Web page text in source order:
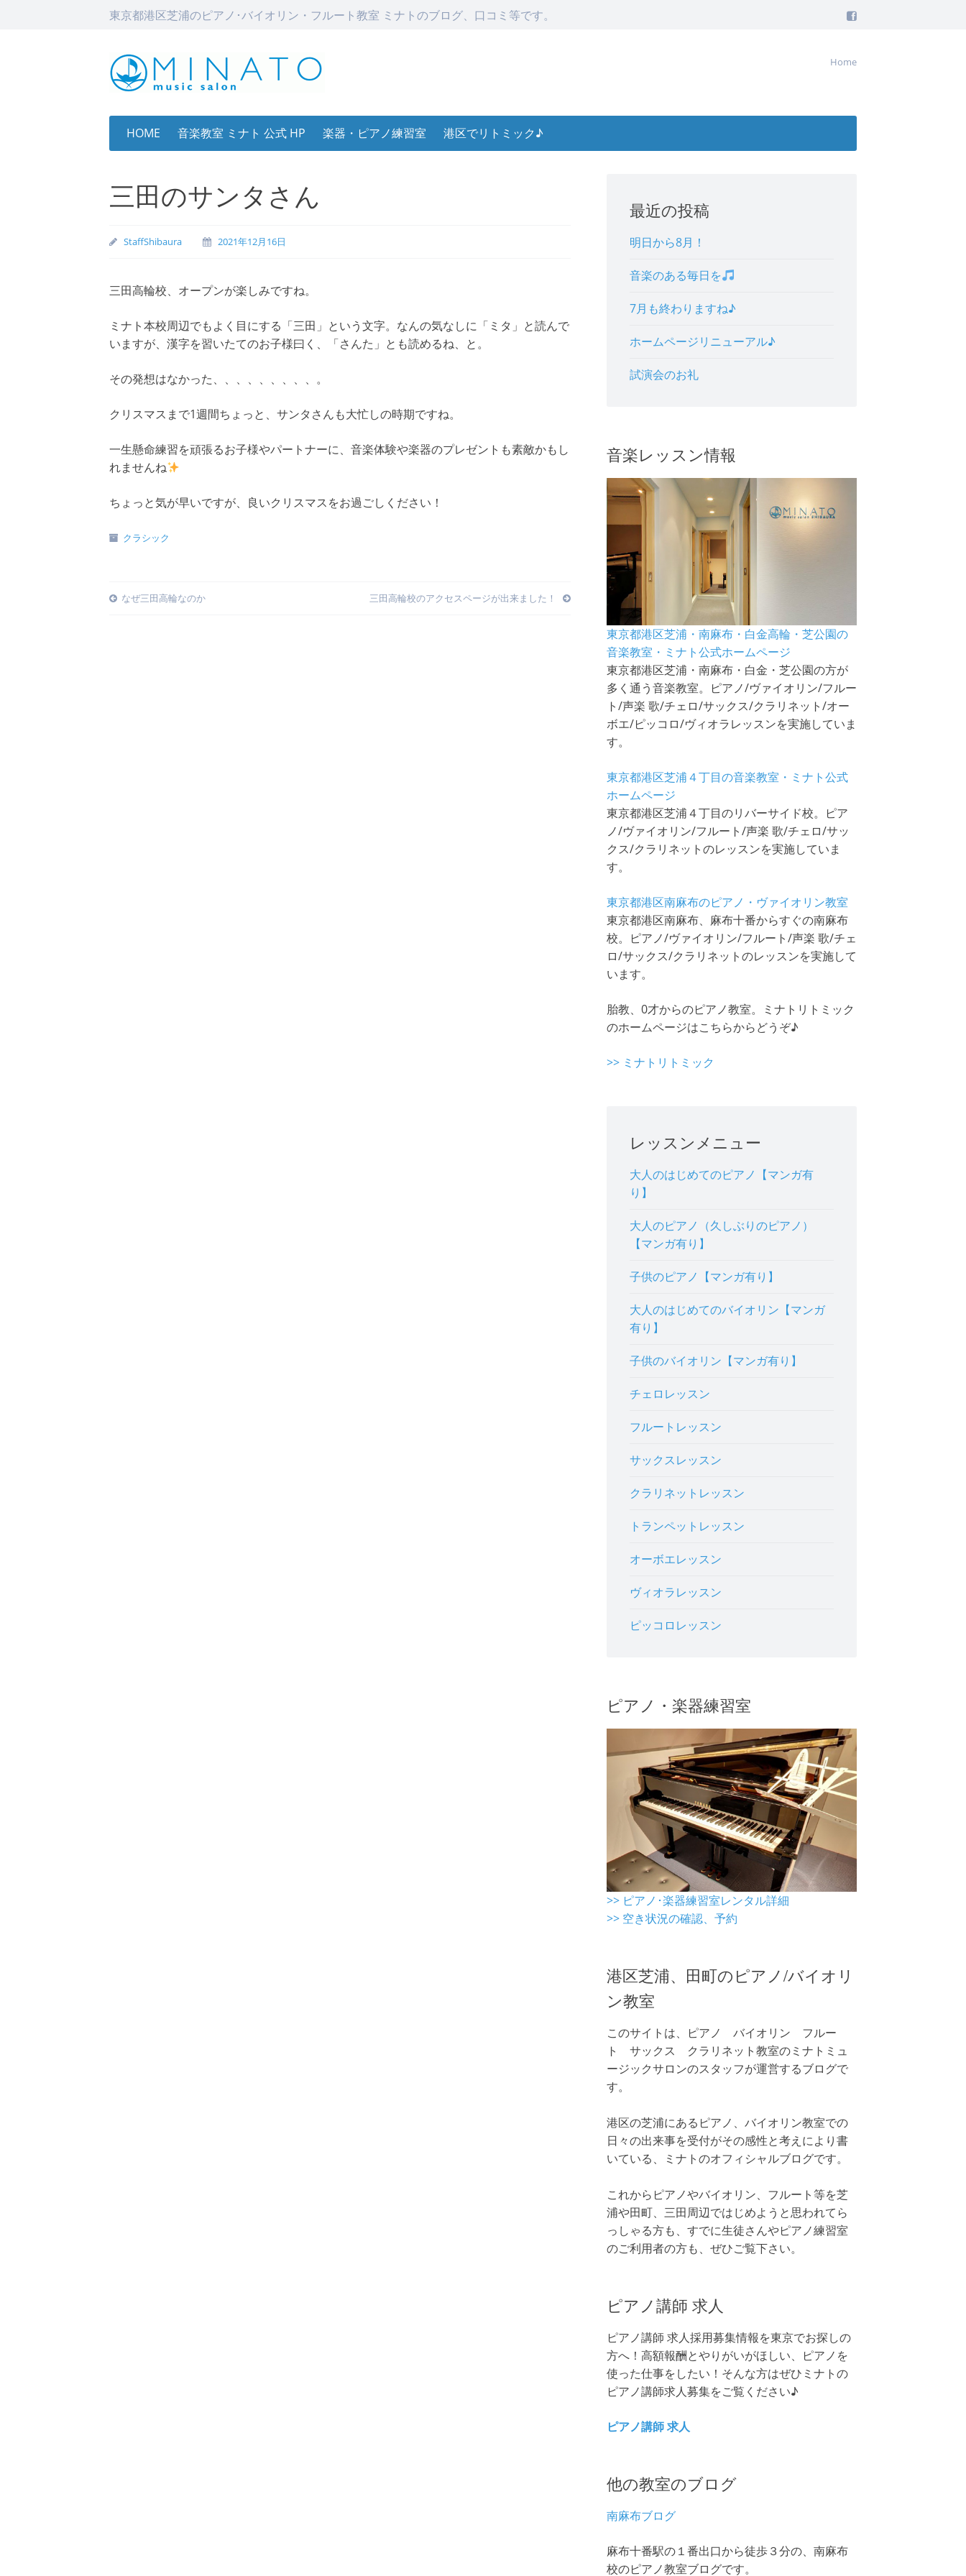
東京都港区芝浦のピアノ･バイオリン・フルート教室 ミナトのブログ、口コミ等です。
Home
to
HOME 音楽教室 ミナト 公式 HP 楽器・ピアノ練習室 港区でリトミック♪
三田のサンタさん
StaffShibaura 2021年12月16日
三田高輪校、オープンが楽しみですね。
ミナト本校周辺でもよく目にする「三田」という文字。なんの気なしに「ミタ」と読んで
いますが、漢字を習いたてのお子様曰く、「さんた」とも読めるね、と。
その発想はなかった、、、、、、、、、。
クリスマスまで1週間ちょっと、サンタさんも大忙しの時期ですね。
一生懸命練習を頑張るお子様やパートナーに、音楽体験や楽器のプレゼントも素敵かもし
れませんね
ちょっと気が早いですが、良いクリスマスをお過ごしください！
クラシック
Post
なぜ三田高輪なのか 三田高輪校のアクセスページが出来ました！
最近の投稿
明日から8月！
音楽のある毎日を
7月も終わりますね♪
ホームページリニューアル♪
試演会のお礼
音楽レッスン情報
東京都港区芝浦・南麻布・白金高輪・芝公園の
音楽教室・ミナト公式ホームページ
東京都港区芝浦・南麻布・白金・芝公園の方が
多く通う音楽教室。ピアノ/ヴァイオリン/フルー
ト/声楽 歌/チェロ/サックス/クラリネット/オー
ボエ/ピッコロ/ヴィオラレッスンを実施していま
す。
東京都港区芝浦４丁目の音楽教室・ミナト公式
ホームページ
東京都港区芝浦４丁目のリバーサイド校。ピア
ノ/ヴァイオリン/フルート/声楽 歌/チェロ/サッ
クス/クラリネットのレッスンを実施していま
す。
東京都港区南麻布のピアノ・ヴァイオリン教室
東京都港区南麻布、麻布十番からすぐの南麻布
校。ピアノ/ヴァイオリン/フルート/声楽 歌/チェ
ロ/サックス/クラリネットのレッスンを実施して
います。
胎教、0才からのピアノ教室。ミナトリトミック
のホームページはこちらからどうぞ♪
>> ミナトリトミック
レッスンメニュー
大人のはじめてのピアノ【マンガ有
り】
大人のピアノ（久しぶりのピアノ）
【マンガ有り】
子供のピアノ【マンガ有り】
大人のはじめてのバイオリン【マンガ
有り】
子供のバイオリン【マンガ有り】
チェロレッスン
フルートレッスン
サックスレッスン
クラリネットレッスン
トランペットレッスン
オーボエレッスン
ヴィオラレッスン
ピッコロレッスン
ピアノ・楽器練習室
>> ピアノ･楽器練習室レンタル詳細
>> 空き状況の確認、予約
港区芝浦、田町のピアノ/バイオリ
ン教室
このサイトは、ピアノ バイオリン フルー
ト サックス クラリネット教室のミナトミュ
ージックサロンのスタッフが運営するブログで
す。
港区の芝浦にあるピアノ、バイオリン教室での
日々の出来事を受付がその感性と考えにより書
いている、ミナトのオフィシャルブログです。
これからピアノやバイオリン、フルート等を芝
浦や田町、三田周辺ではじめようと思われてら
っしゃる方も、すでに生徒さんやピアノ練習室
のご利用者の方も、ぜひご覧下さい。
ピアノ講師 求人
ピアノ講師 求人採用募集情報を東京でお探しの
方へ！高額報酬とやりがいがほしい、ピアノを
使った仕事をしたい！そんな方はぜひミナトの
ピアノ講師求人募集をご覧ください♪
ピアノ講師 求人
他の教室のブログ
南麻布ブログ
麻布十番駅の１番出口から徒歩３分の、南麻布
校のピアノ教室ブログです。